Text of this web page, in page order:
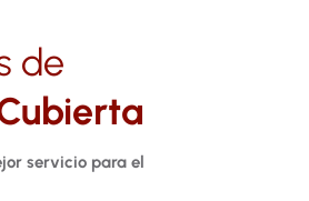
de
servicio para el